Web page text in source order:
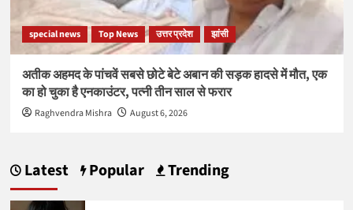
special news Top News उत्तर प्रदेश झांसी
अतीक अहमद के पांचवें सबसे छोटे बेटे अबान की सड़क हादसे में मौत, एक
का हो चुका है एनकाउंटर, पत्नी तीन साल से फरार
Raghvendra Mishra August 6, 2026
Latest Popular Trending